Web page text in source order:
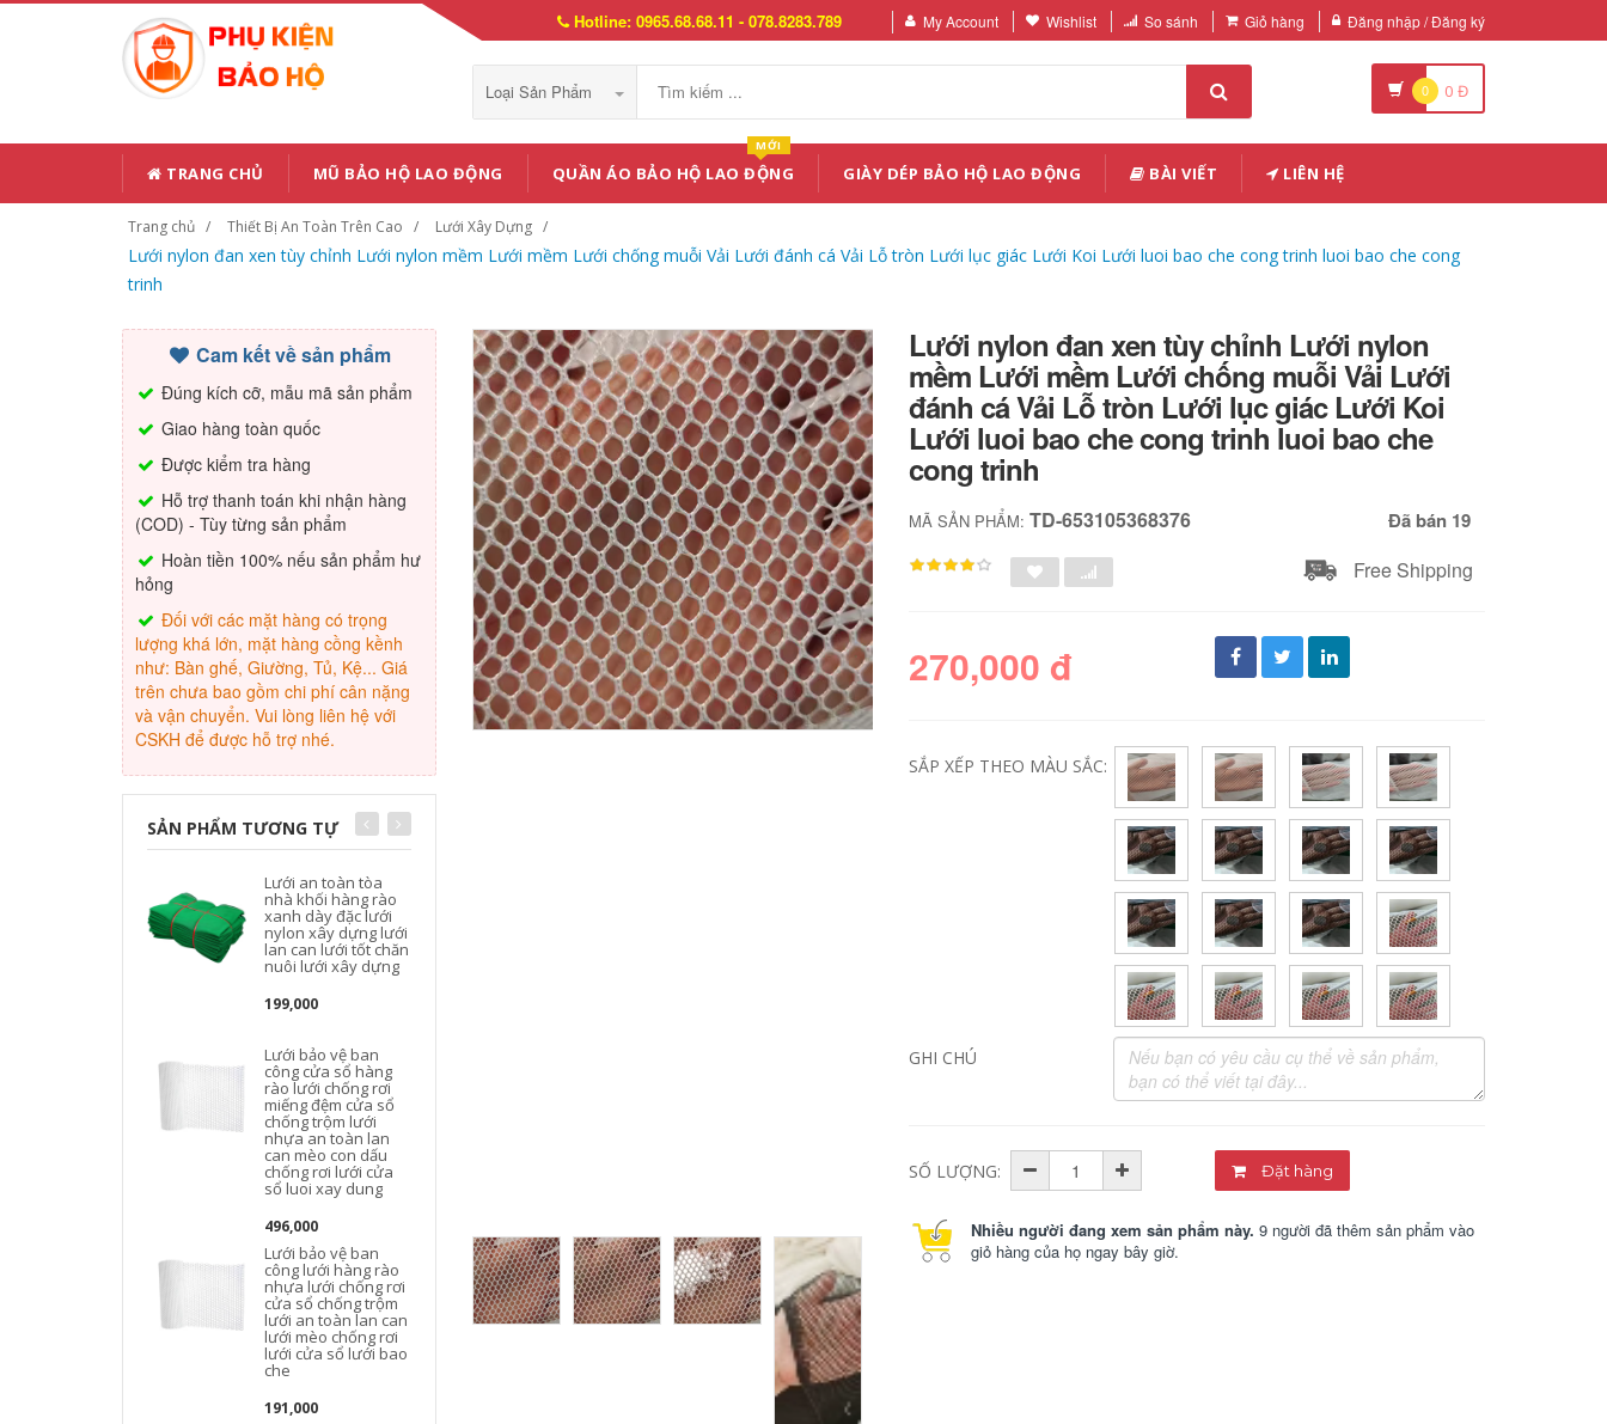
Hotline: 0965.68.68.11 - 078.8283.789 My Account Wishlist So sánh Giỏ hàng Đăng nhập / Đăng ký
Loại Sản Phẩm 0 0 Đ
TRANG CHỦ MŨ BẢO HỘ LAO ĐỘNG QUẦN ÁO BẢO HỘ LAO ĐỘNG
MỚI
GIÀY DÉP BẢO HỘ LAO ĐỘNG BÀI VIẾT LIÊN HỆ
Trang chủ Thiết Bị An Toàn Trên Cao Lưới Xây Dựng
Lưới nylon đan xen tùy chỉnh Lưới nylon mềm Lưới mềm Lưới chống muỗi Vải Lưới đánh cá Vải Lỗ tròn Lưới lục giác Lưới Koi Lưới luoi bao che cong trinh luoi bao che cong
trinh
Cam kết về sản phẩm
Đúng kích cỡ, mẫu mã sản phẩm
Giao hàng toàn quốc
Được kiểm tra hàng
Hỗ trợ thanh toán khi nhận hàng
(COD) - Tùy từng sản phẩm
Hoàn tiền 100% nếu sản phẩm hư
hỏng
Đối với các mặt hàng có trọng
lượng khá lớn, mặt hàng cồng kềnh
như: Bàn ghế, Giường, Tủ, Kệ... Giá
trên chưa bao gồm chi phí cân nặng
và vận chuyển. Vui lòng liên hệ với
CSKH để được hỗ trợ nhé.
SẢN PHẨM TƯƠNG TỰ
Lưới an toàn tòa
nhà khối hàng rào
xanh dày đặc lưới
nylon xây dựng lưới
lan can lưới tốt chăn
nuôi lưới xây dựng
199,000
Lưới bảo vệ ban
công cửa sổ hàng
rào lưới chống rơi
miếng đệm cửa sổ
chống trộm lưới
nhựa an toàn lan
can mèo con dấu
chống rơi lưới cửa
sổ luoi xay dung
496,000
Lưới bảo vệ ban
công lưới hàng rào
nhựa lưới chống rơi
cửa sổ chống trộm
lưới an toàn lan can
lưới mèo chống rơi
lưới cửa sổ lưới bao
che
191,000
dựng
195,000
Khối lưới an toàn
tòa nhà hàng rào
197,000
Lưới bảo vệ ban
công lưới nhựa
hàng rào an toàn
cửa sổ chống trộm
pad cửa sổ chống
rơi mèo con dấu
chống rơi cửa sổ
màu xanh lá cây
Lưới nylon đan xen tùy chỉnh Lưới nylon
mềm Lưới mềm Lưới chống muỗi Vải Lưới
đánh cá Vải Lỗ tròn Lưới lục giác Lưới Koi
Lưới luoi bao che cong trinh luoi bao che
cong trinh
MÃ SẢN PHẨM:TD-653105368376 Đã bán 19
Free Shipping
270,000 đ
SẮP XẾP THEO MÀU SẮC:
GHI CHÚ
SỐ LƯỢNG: Đặt hàng
Nhiều người đang xem sản phẩm này. 9 người đã thêm sản phẩm vào
giỏ hàng của họ ngay bây giờ.